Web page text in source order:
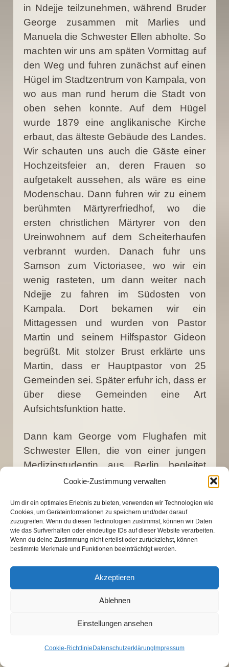
Cookie-Zustimmung verwalten
Um dir ein optimales Erlebnis zu bieten, verwenden wir Technologien wie
Cookies, um Geräteinformationen zu speichern und/oder darauf
zuzugreifen. Wenn du diesen Technologien zustimmst, können wir Daten
wie das Surfverhalten oder eindeutige IDs auf dieser Website verarbeiten.
Wenn du deine Zustimmung nicht erteilst oder zurückziehst, können
bestimmte Merkmale und Funktionen beeinträchtigt werden.
Akzeptieren
Ablehnen
Einstellungen ansehen
Cookie-RichtlinieDatenschutzerklärungImpressum
in Ndejje teilzunehmen, während Bruder
George zusammen mit Marlies und
Manuela die Schwester Ellen abholte. So
machten wir uns am späten Vormittag auf
den Weg und fuhren zunächst auf einen
Hügel im Stadtzentrum von Kampala, von
wo aus man rund herum die Stadt von
oben sehen konnte. Auf dem Hügel
wurde 1879 eine anglikanische Kirche
erbaut, das älteste Gebäude des Landes.
Wir schauten uns auch die Gäste einer
Hochzeitsfeier an, deren Frauen so
aufgetakelt aussehen, als wäre es eine
Modenschau. Dann fuhren wir zu einem
berühmten Märtyrerfriedhof, wo die
ersten christlichen Märtyrer von den
Ureinwohnern auf dem Scheiterhaufen
verbrannt wurden. Danach fuhr uns
Samson zum Victoriasee, wo wir ein
wenig rasteten, um dann weiter nach
Ndejje zu fahren im Südosten von
Kampala. Dort bekamen wir ein
Mittagessen und wurden von Pastor
Martin und seinem Hilfspastor Gideon
begrüßt. Mit stolzer Brust erklärte uns
Martin, dass er Hauptpastor von 25
Gemeinden sei. Später erfuhr ich, dass er
über diese Gemeinden eine Art
Aufsichtsfunktion hatte.
Dann kam George vom Flughafen mit
Schwester Ellen, die von einer jungen
Medizinstudentin aus Berlin begleitet
wurde. Hanna (27), hatte bereits 18
russlanddeutsches Kinderheim
gearbeitet. Beide waren jetzt zum ersten
Mal in Uganda. Nun konnte der
Gottesdienst beginnen. Schon wieder
wurde traditionsgemäß eine
Begrüßungsrede auf uns gehalten, die
der vorderen Reihe trugen traditionelle,
nach vorne, um als Chor dann ein